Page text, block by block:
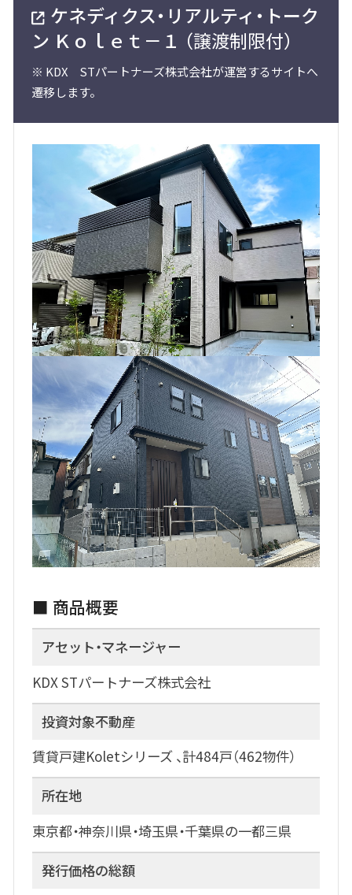
ケネディクス・リアルティ・トーク
ン Ｋｏｌｅｔ－１ （譲渡制限付）
※ KDX STパートナーズ株式会社が運営するサイトへ
遷移します。
■ 商品概要
アセット・マネージャー
KDX STパートナーズ株式会社
投資対象不動産
賃貸戸建Koletシリーズ 、計484戸（462物件）
所在地
東京都・神奈川県・埼玉県・千葉県の一都三県
発行価格の総額